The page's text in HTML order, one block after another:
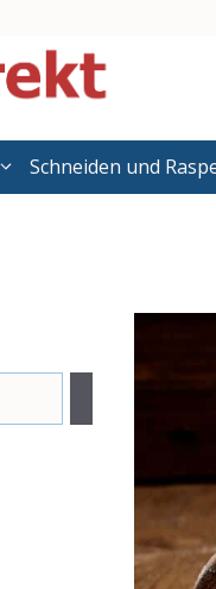
Schneiden und